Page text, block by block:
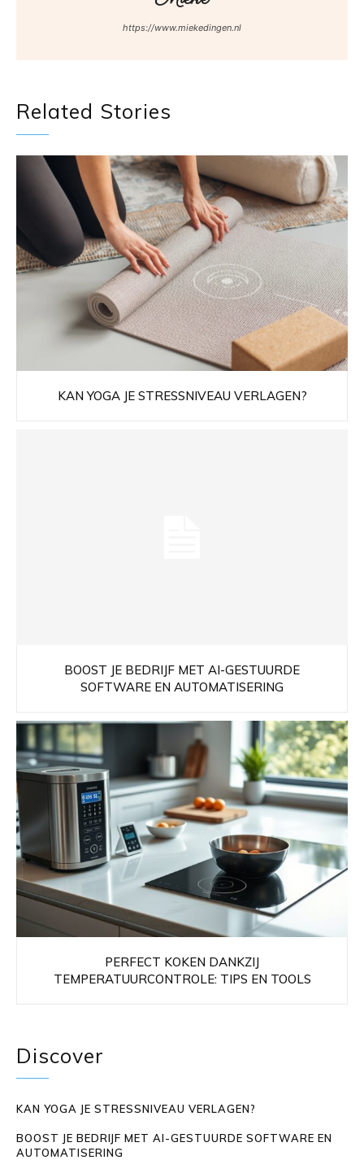
https://www.miekedingen.nl
Related Stories
KAN YOGA JE STRESSNIVEAU VERLAGEN?
BOOST JE BEDRIJF MET AI-GESTUURDE
SOFTWARE EN AUTOMATISERING
PERFECT KOKEN DANKZIJ
TEMPERATUURCONTROLE: TIPS EN TOOLS
Discover
KAN YOGA JE STRESSNIVEAU VERLAGEN?
BOOST JE BEDRIJF MET AI-GESTUURDE SOFTWARE EN
AUTOMATISERING